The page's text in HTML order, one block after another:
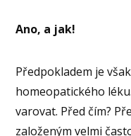
Ano, a jak!
Předpokladem je
homeopatického
varovat. Před čím?
založeným velmi